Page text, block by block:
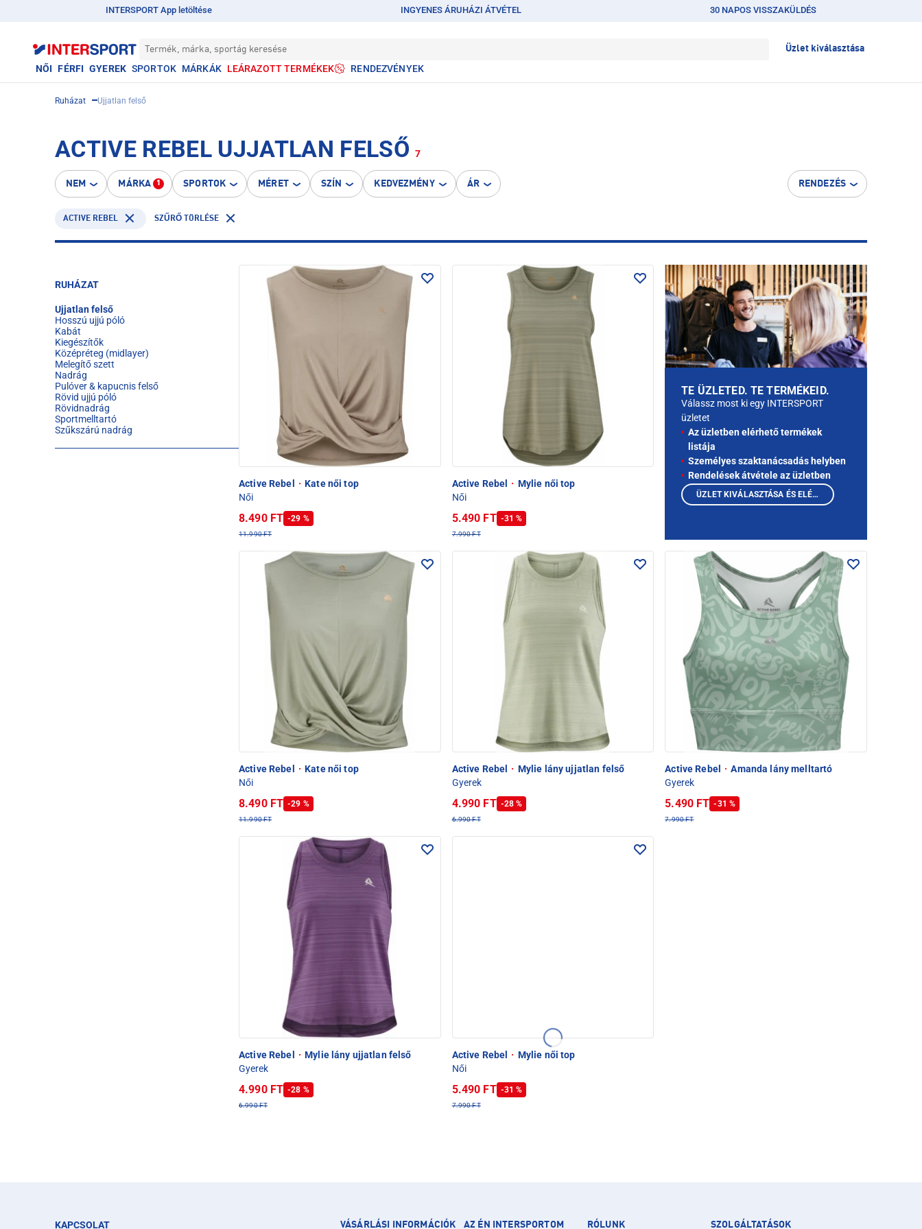
INTERSPORT App letöltése INGYENES ÁRUHÁZI ÁTVÉTEL 30 NAPOS VISSZAKÜLDÉS
Termék, márka, sportág keresése Üzlet kiválasztása
NŐI FÉRFI GYEREK SPORTOK MÁRKÁK LEÁRAZOTT TERMÉKEK RENDEZVÉNYEK
Ruházat Ujjatlan felső
ACTIVE REBEL UJJATLAN FELSŐ 7
NEM MÁRKA 1 SPORTOK MÉRET SZÍN KEDVEZMÉNY ÁR RENDEZÉS
ACTIVE REBEL SZŰRŐ TÖRLÉSE
RUHÁZAT
Ujjatlan felső
Hosszú ujjú póló
Kabát
Kiegészítők
Középréteg (midlayer)
Melegítő szett
Nadrág
Pulóver & kapucnis felső
Rövid ujjú póló
Rövidnadrág
Sportmelltartó
Szűkszárú nadrág
Active Rebel · Kate női top
Női
8.490 FT -29 %
11.990 FT
Active Rebel · Mylie női top
Női
5.490 FT -31 %
7.990 FT
Active Rebel · Kate női top
Női
8.490 FT -29 %
11.990 FT
Active Rebel · Mylie lány ujjatlan felső
Gyerek
4.990 FT -28 %
6.990 FT
Active Rebel · Amanda lány melltartó
Gyerek
5.490 FT -31 %
7.990 FT
Active Rebel · Mylie lány ujjatlan felső
Gyerek
4.990 FT -28 %
6.990 FT
Active Rebel · Mylie női top
Női
5.490 FT -31 %
7.990 FT
TE ÜZLETED. TE TERMÉKEID.
Válassz most ki egy INTERSPORT
üzletet
Az üzletben elérhető termékek
listája
Személyes szaktanácsadás helyben
Rendelések átvétele az üzletben
ÜZLET KIVÁLASZTÁSA ÉS ELÉRHETŐ TERMÉKEK MEGTEKINTÉSE
KAPCSOLAT VÁSÁRLÁSI INFORMÁCIÓK AZ ÉN INTERSPORTOM RÓLUNK SZOLGÁLTATÁSOK